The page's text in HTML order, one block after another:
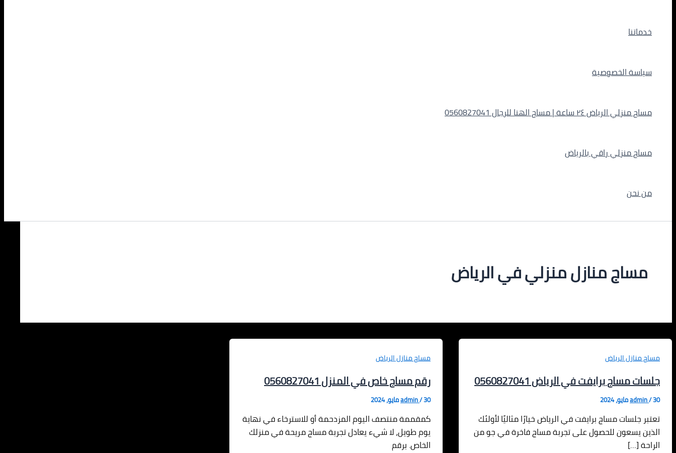
خدماتنا
سياسة الخصوصية
مساج منزلي الرياض ٢٤ ساعة | مساج الهنا للرجال 0560827041
مساج منزلي راقي بالرياض
من نحن
مساج منازل منزلي في الرياض
مساج منازل الرياض
جلسات مساج برايفت في الرياض 0560827041
admin/30 مايو، 2024
تعتبر جلسات مساج برايفت في الرياض خيارًا مثاليًا لأولئك
الذين يسعون للحصول على تجربة مساج فاخرة في جو من
الراحة […]
مساج منازل الرياض
رقم مساج خاص في المنزل 0560827041
admin/30 مايو، 2024
كمقممة منتصف اليوم المزدحمة أو للاسترخاء في نهاية
يوم طويل، لا شيء يعادل تجربة مساج مريحة في منزلك
الخاص. برقم